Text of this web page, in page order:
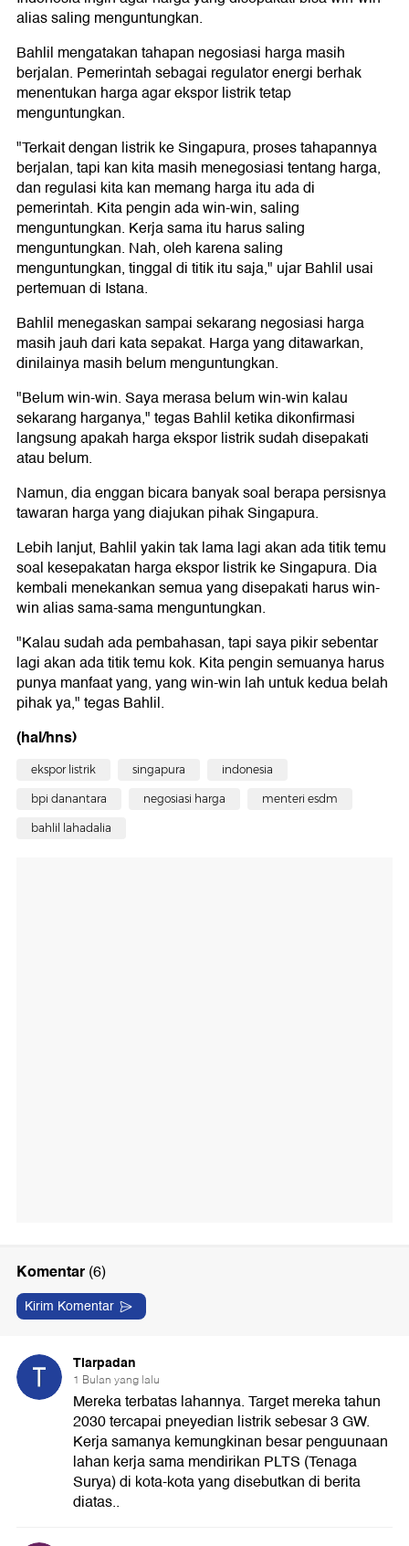
alias saling menguntungkan.
Bahlil mengatakan tahapan negosiasi harga masih
berjalan. Pemerintah sebagai regulator energi berhak
menentukan harga agar ekspor listrik tetap
menguntungkan.
"Terkait dengan listrik ke Singapura, proses tahapannya
berjalan, tapi kan kita masih menegosiasi tentang harga,
dan regulasi kita kan memang harga itu ada di
pemerintah. Kita pengin ada win-win, saling
menguntungkan. Kerja sama itu harus saling
menguntungkan. Nah, oleh karena saling
menguntungkan, tinggal di titik itu saja," ujar Bahlil usai
pertemuan di Istana.
Bahlil menegaskan sampai sekarang negosiasi harga
masih jauh dari kata sepakat. Harga yang ditawarkan,
dinilainya masih belum menguntungkan.
"Belum win-win. Saya merasa belum win-win kalau
sekarang harganya," tegas Bahlil ketika dikonfirmasi
langsung apakah harga ekspor listrik sudah disepakati
atau belum.
Namun, dia enggan bicara banyak soal berapa persisnya
tawaran harga yang diajukan pihak Singapura.
Lebih lanjut, Bahlil yakin tak lama lagi akan ada titik temu
soal kesepakatan harga ekspor listrik ke Singapura. Dia
kembali menekankan semua yang disepakati harus win-
win alias sama-sama menguntungkan.
"Kalau sudah ada pembahasan, tapi saya pikir sebentar
lagi akan ada titik temu kok. Kita pengin semuanya harus
punya manfaat yang, yang win-win lah untuk kedua belah
pihak ya," tegas Bahlil.
(hal/hns)
ekspor listrik singapura indonesia
bpi danantara negosiasi harga menteri esdm
bahlil lahadalia